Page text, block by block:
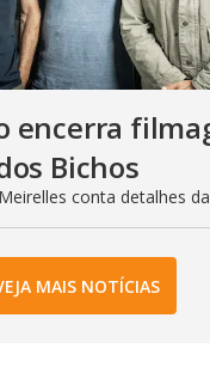
encerra
Bichos
conta detalhes
MAIS NOTÍCIAS